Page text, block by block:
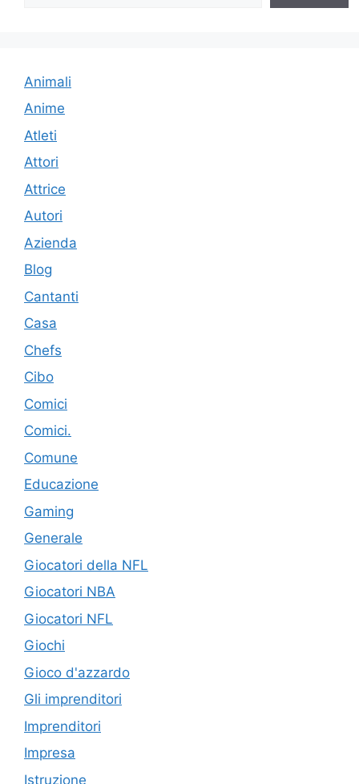
Animali
Anime
Atleti
Attori
Attrice
Autori
Azienda
Blog
Cantanti
Casa
Chefs
Cibo
Comici
Comici.
Comune
Educazione
Gaming
Generale
Giocatori della NFL
Giocatori NBA
Giocatori NFL
Giochi
Gioco d'azzardo
Gli imprenditori
Imprenditori
Impresa
Istruzione